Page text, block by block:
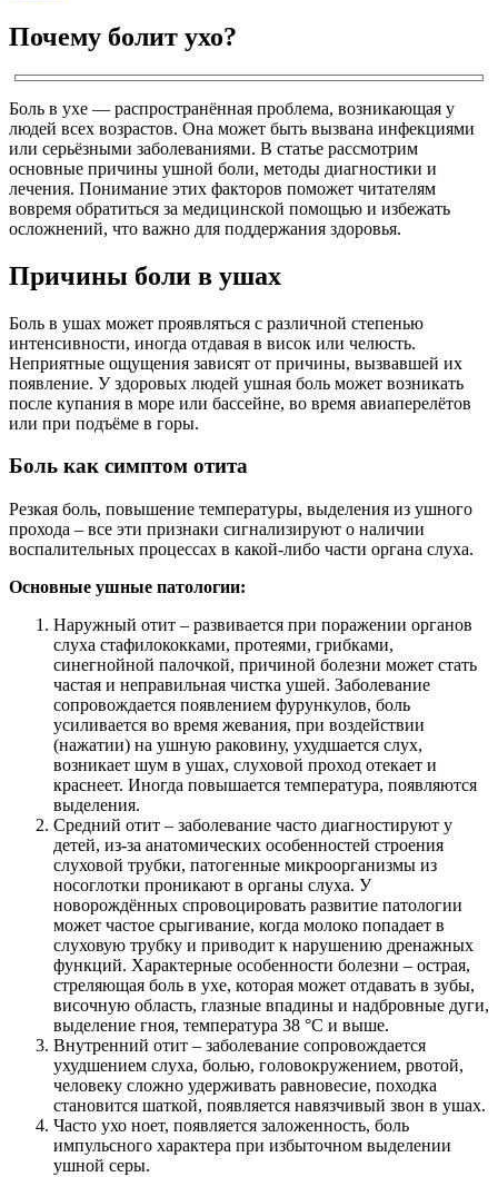
Почему болит ухо?
Боль в ухе — распространённая проблема, возникающая у
людей всех возрастов. Она может быть вызвана инфекциями
или серьёзными заболеваниями. В статье рассмотрим
основные причины ушной боли, методы диагностики и
лечения. Понимание этих факторов поможет читателям
вовремя обратиться за медицинской помощью и избежать
осложнений, что важно для поддержания здоровья.
Причины боли в ушах
Боль в ушах может проявляться с различной степенью
интенсивности, иногда отдавая в висок или челюсть.
Неприятные ощущения зависят от причины, вызвавшей их
появление. У здоровых людей ушная боль может возникать
после купания в море или бассейне, во время авиаперелётов
или при подъёме в горы.
Боль как симптом отита
Резкая боль, повышение температуры, выделения из ушного
прохода – все эти признаки сигнализируют о наличии
воспалительных процессах в какой-либо части органа слуха.
Основные ушные патологии:
Наружный отит – развивается при поражении органов
слуха стафилококками, протеями, грибками,
синегнойной палочкой, причиной болезни может стать
частая и неправильная чистка ушей. Заболевание
сопровождается появлением фурункулов, боль
усиливается во время жевания, при воздействии
(нажатии) на ушную раковину, ухудшается слух,
возникает шум в ушах, слуховой проход отекает и
краснеет. Иногда повышается температура, появляются
выделения.
Средний отит – заболевание часто диагностируют у
детей, из-за анатомических особенностей строения
слуховой трубки, патогенные микроорганизмы из
носоглотки проникают в органы слуха. У
новорождённых спровоцировать развитие патологии
может частое срыгивание, когда молоко попадает в
слуховую трубку и приводит к нарушению дренажных
функций. Характерные особенности болезни – острая,
стреляющая боль в ухе, которая может отдавать в зубы,
височную область, глазные впадины и надбровные дуги,
выделение гноя, температура 38 °C и выше.
Внутренний отит – заболевание сопровождается
ухудшением слуха, болью, головокружением, рвотой,
человеку сложно удерживать равновесие, походка
становится шаткой, появляется навязчивый звон в ушах.
Часто ухо ноет, появляется заложенность, боль
импульсного характера при избыточном выделении
ушной серы.